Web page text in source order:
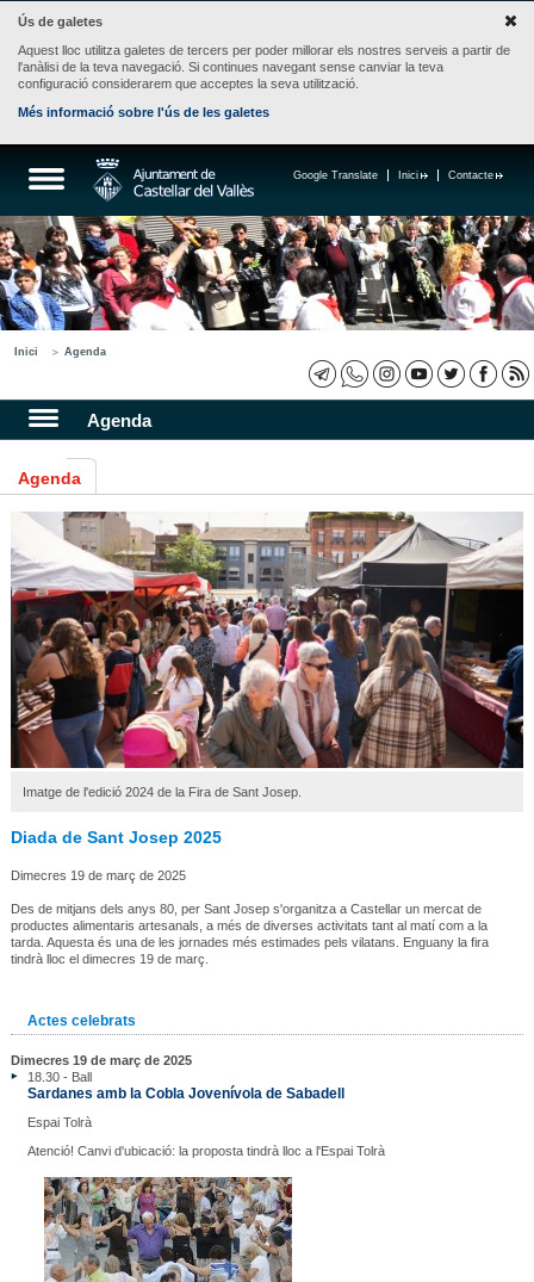
Ús de galetes
Aquest lloc utilitza galetes de tercers per poder millorar els nostres serveis a partir de
l'anàlisi de la teva navegació. Si continues navegant sense canviar la teva
configuració considerarem que acceptes la seva utilització.
Més informació sobre l'ús de les galetes
Contacte
Inici
Google Translate
Inici Agenda
Agenda
Agenda
Imatge de l'edició 2024 de la Fira de Sant Josep.
Diada de Sant Josep 2025
Dimecres 19 de març de 2025
Des de mitjans dels anys 80, per Sant Josep s'organitza a Castellar un mercat de
productes alimentaris artesanals, a més de diverses activitats tant al matí com a la
tarda. Aquesta és una de les jornades més estimades pels vilatans. Enguany la fira
tindrà lloc el dimecres 19 de març.
Actes celebrats
Dimecres 19 de març de 2025
18.30 - Ball
Sardanes amb la Cobla Jovenívola de Sabadell
Espai Tolrà
Atenció! Canvi d'ubicació: la proposta tindrà lloc a l'Espai Tolrà